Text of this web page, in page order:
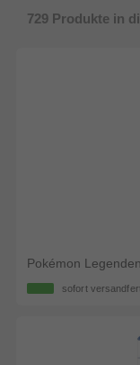
729 Produkte in
Pokémon
sofort